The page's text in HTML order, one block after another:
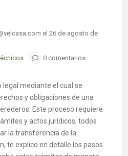
el 26 de agosto de
0 comentarios
legal mediante el cual se
y obligaciones de una
Este proceso requiere
y actos jurídicos, todos
la transferencia de la
te explico en detalle los pasos